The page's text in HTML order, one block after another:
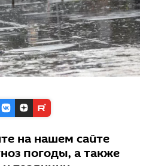
на нашем сайте
погоды, а также